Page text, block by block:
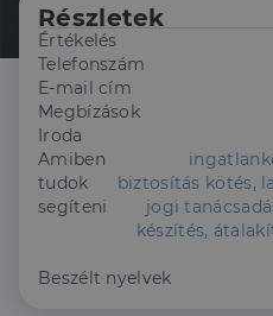
Részletek
Értékelés
Telefonszám
E-mail cím
Megbízások
Iroda
Amiben
tudok
segíteni
biztosítás kötés,
jogi
készítés,
Beszélt nyelvek